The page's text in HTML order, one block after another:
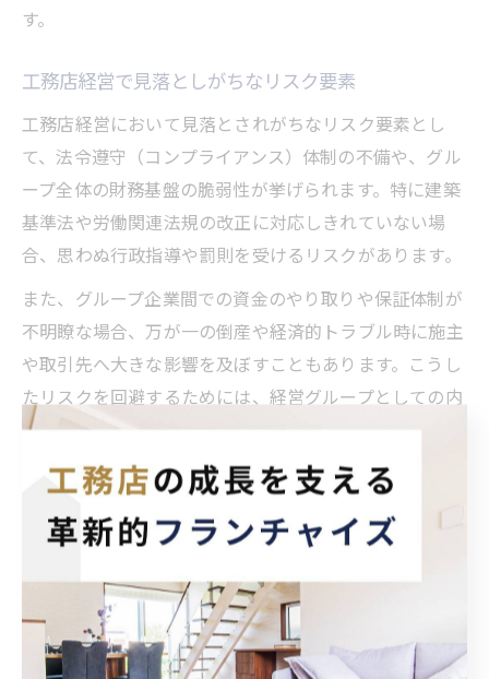
す。
工務店経営で見落としがちなリスク要素
工務店経営において見落とされがちなリスク要素とし
て、法令遵守（コンプライアンス）体制の不備や、グル
ープ全体の財務基盤の脆弱性が挙げられます。特に建築
基準法や労働関連法規の改正に対応しきれていない場
合、思わぬ行政指導や罰則を受けるリスクがあります。
また、グループ企業間での資金のやり取りや保証体制が
不明瞭な場合、万が一の倒産や経済的トラブル時に施主
や取引先へ大きな影響を及ぼすこともあります。こうし
たリスクを回避するためには、経営グループとしての内
部監査や第三者による経営診断、法務・財務分野の専門
家による定期的なチェックが重要です。
工務店経営グループの口コミと現場実態
プ選びの際によく参考にされますが、実際の現場実態と
は乖離があることも少なくありません。特にグループ全
体のブランドイメージや広告戦略によって、実際のサー